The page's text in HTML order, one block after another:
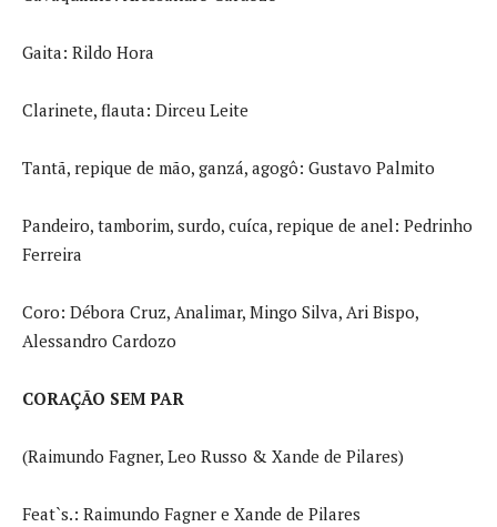
Gaita: Rildo Hora
Clarinete, flauta: Dirceu Leite
Tantã, repique de mão, ganzá, agogô: Gustavo Palmito
Pandeiro, tamborim, surdo, cuíca, repique de anel: Pedrinho
Ferreira
Coro: Débora Cruz, Analimar, Mingo Silva, Ari Bispo,
Alessandro Cardozo
CORAÇÃO SEM PAR
(Raimundo Fagner, Leo Russo & Xande de Pilares)
Feat`s.: Raimundo Fagner e Xande de Pilares